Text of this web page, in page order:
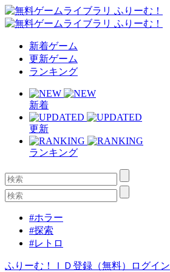
新着ゲーム
更新ゲーム
ランキング
新着
更新
ランキング
#ホラー
#探索
#レトロ
ふりーむ！ＩＤ登録（無料） ログイン